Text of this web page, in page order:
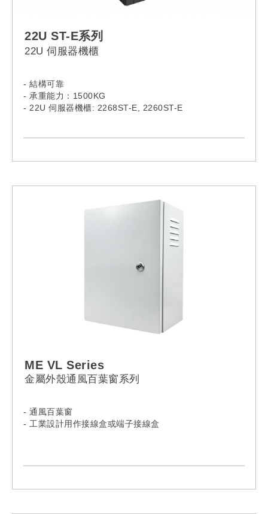
22U ST-E系列
22U 伺服器機櫃
- 結構可靠
- 承重能力：1500KG
- 22U 伺服器機櫃: 2268ST-E, 2260ST-E
ME VL Series
金屬外殼通風百葉窗系列
- 通風百葉窗
- 工業設計用作接線盒或端子接線盒